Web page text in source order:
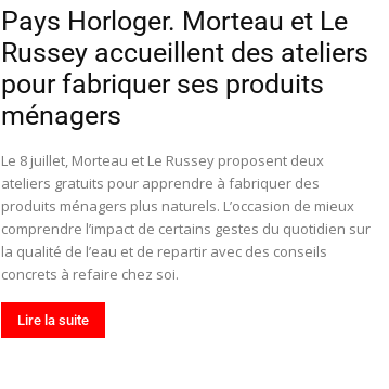
Pays Horloger. Morteau et Le
Russey accueillent des ateliers
pour fabriquer ses produits
ménagers
Le 8 juillet, Morteau et Le Russey proposent deux
ateliers gratuits pour apprendre à fabriquer des
produits ménagers plus naturels. L’occasion de mieux
comprendre l’impact de certains gestes du quotidien sur
la qualité de l’eau et de repartir avec des conseils
concrets à refaire chez soi.
Lire la suite